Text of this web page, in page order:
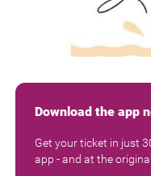
Download the app
Get your ticket in just
app - and at the